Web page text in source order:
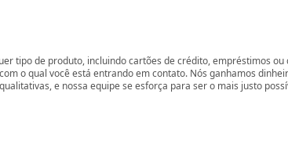
tipo de produto, incluindo cartões de crédito, empréstimos
o qual você está entrando em contato. Nós ganhamos
e nossa equipe se esforça para ser o mais justo